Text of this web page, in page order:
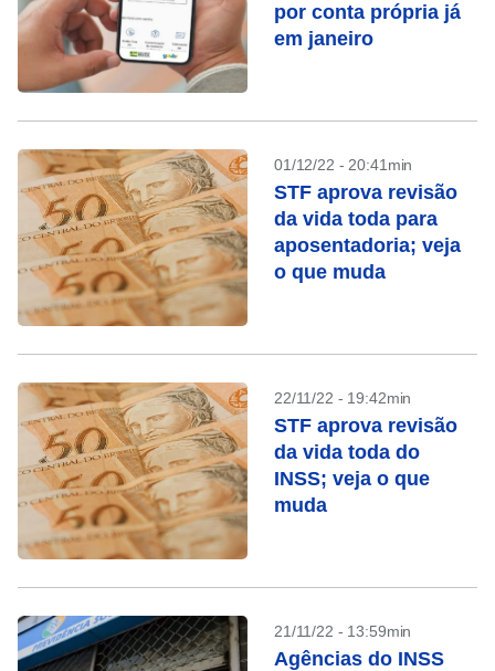
por conta própria já
em janeiro
01/12/22 - 20:41min
STF aprova revisão
da vida toda para
aposentadoria; veja
o que muda
22/11/22 - 19:42min
STF aprova revisão
da vida toda do
INSS; veja o que
muda
21/11/22 - 13:59min
Agências do INSS